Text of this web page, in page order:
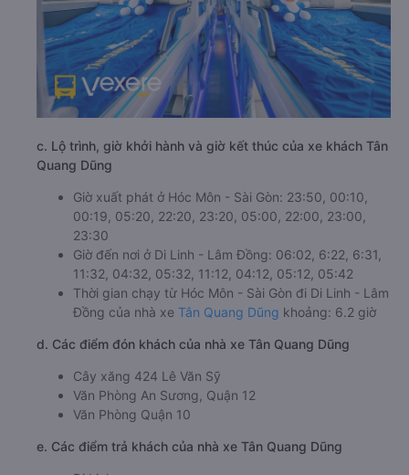
c. Lộ trình, giờ khởi hành và giờ kết thúc của xe khách Tân
Quang Dũng
Giờ xuất phát ở Hóc Môn - Sài Gòn: 23:50, 00:10,
00:19, 05:20, 22:20, 23:20, 05:00, 22:00, 23:00,
23:30
Giờ đến nơi ở Di Linh - Lâm Đồng: 06:02, 6:22, 6:31,
11:32, 04:32, 05:32, 11:12, 04:12, 05:12, 05:42
Thời gian chạy từ Hóc Môn - Sài Gòn đi Di Linh - Lâm
Đồng của nhà xe Tân Quang Dũng khoảng: 6.2 giờ
d. Các điểm đón khách của nhà xe Tân Quang Dũng
Cây xăng 424 Lê Văn Sỹ
Văn Phòng An Sương, Quận 12
Văn Phòng Quận 10
e. Các điểm trả khách của nhà xe Tân Quang Dũng